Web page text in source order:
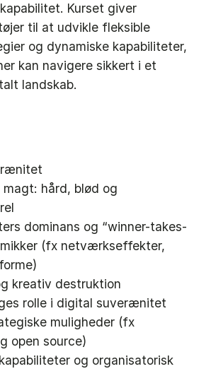
Kurset giver
til at udvikle fleksible
og dynamiske kapabiliteter,
kan navigere sikkert i et
landskab.
magt: hård, blød og
dominans og “winner-takes-
(fx netværkseffekter,
kreativ destruktion
rolle i digital suverænitet
muligheder (fx
open source)
og organisatorisk